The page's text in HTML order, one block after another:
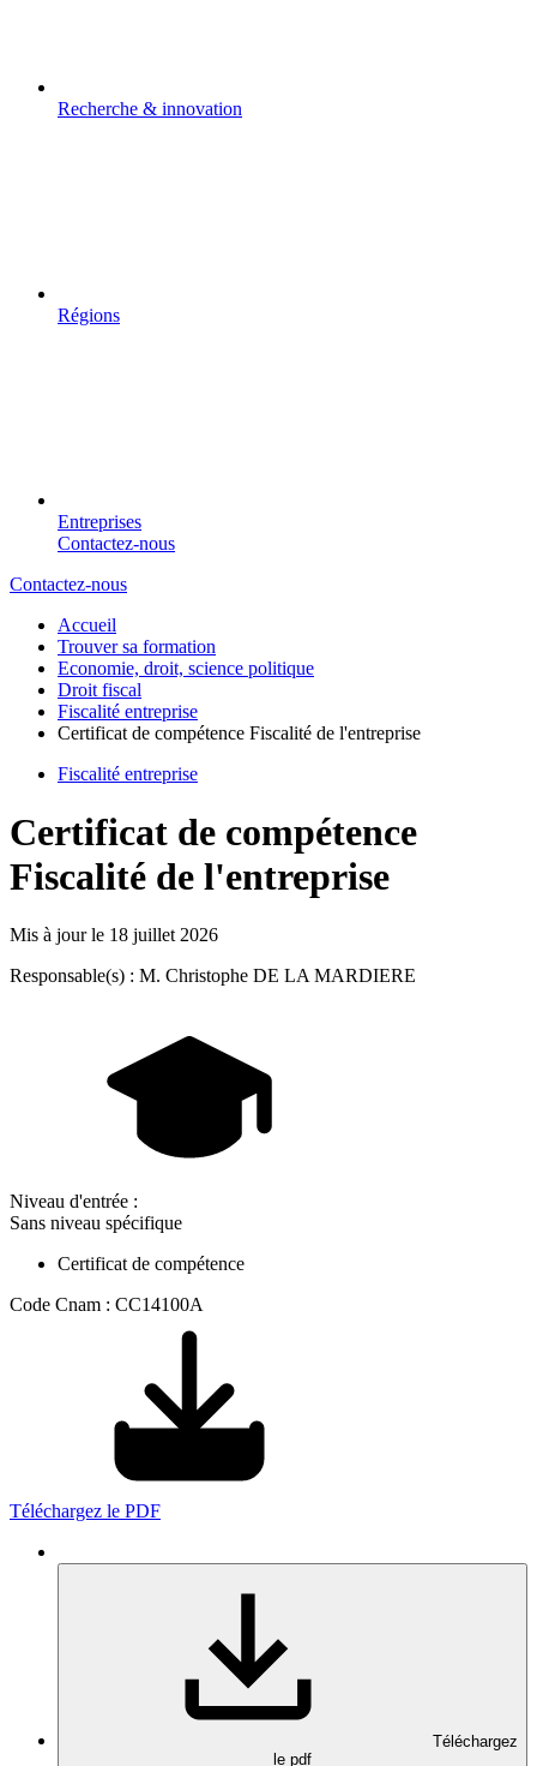
Recherche & innovation
Régions
Entreprises
Contactez-nous
Contactez-nous
Accueil
Trouver sa formation
Economie, droit, science politique
Droit fiscal
Fiscalité entreprise
Certificat de compétence Fiscalité de l'entreprise
Fiscalité entreprise
Certificat de compétence
Fiscalité de l'entreprise
Mis à jour le 18 juillet 2026
Responsable(s) : M. Christophe DE LA MARDIERE
Niveau d'entrée :
Sans niveau spécifique
Certificat de compétence
Code Cnam : CC14100A
Téléchargez le PDF
Téléchargez
le pdf